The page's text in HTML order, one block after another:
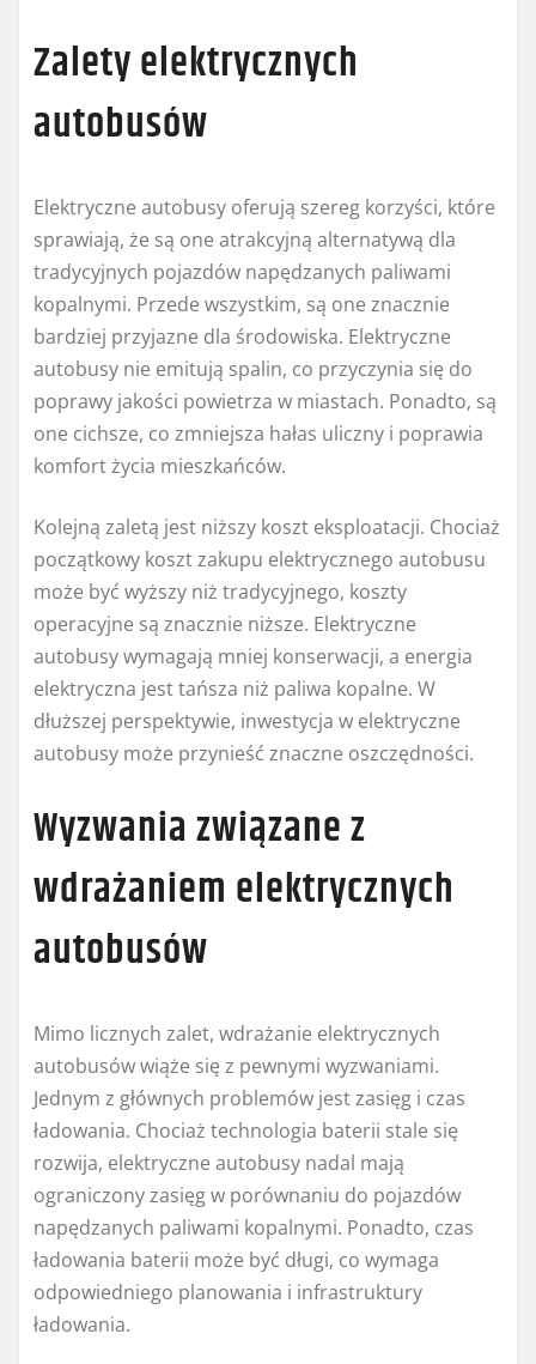
Zalety elektrycznych
autobusów
Elektryczne autobusy oferują szereg korzyści, które
sprawiają, że są one atrakcyjną alternatywą dla
tradycyjnych pojazdów napędzanych paliwami
kopalnymi. Przede wszystkim, są one znacznie
bardziej przyjazne dla środowiska. Elektryczne
autobusy nie emitują spalin, co przyczynia się do
poprawy jakości powietrza w miastach. Ponadto, są
one cichsze, co zmniejsza hałas uliczny i poprawia
komfort życia mieszkańców.
Kolejną zaletą jest niższy koszt eksploatacji. Chociaż
początkowy koszt zakupu elektrycznego autobusu
może być wyższy niż tradycyjnego, koszty
operacyjne są znacznie niższe. Elektryczne
autobusy wymagają mniej konserwacji, a energia
elektryczna jest tańsza niż paliwa kopalne. W
dłuższej perspektywie, inwestycja w elektryczne
autobusy może przynieść znaczne oszczędności.
Wyzwania związane z
wdrażaniem elektrycznych
autobusów
Mimo licznych zalet, wdrażanie elektrycznych
autobusów wiąże się z pewnymi wyzwaniami.
Jednym z głównych problemów jest zasięg i czas
ładowania. Chociaż technologia baterii stale się
rozwija, elektryczne autobusy nadal mają
ograniczony zasięg w porównaniu do pojazdów
napędzanych paliwami kopalnymi. Ponadto, czas
ładowania baterii może być długi, co wymaga
odpowiedniego planowania i infrastruktury
ładowania.